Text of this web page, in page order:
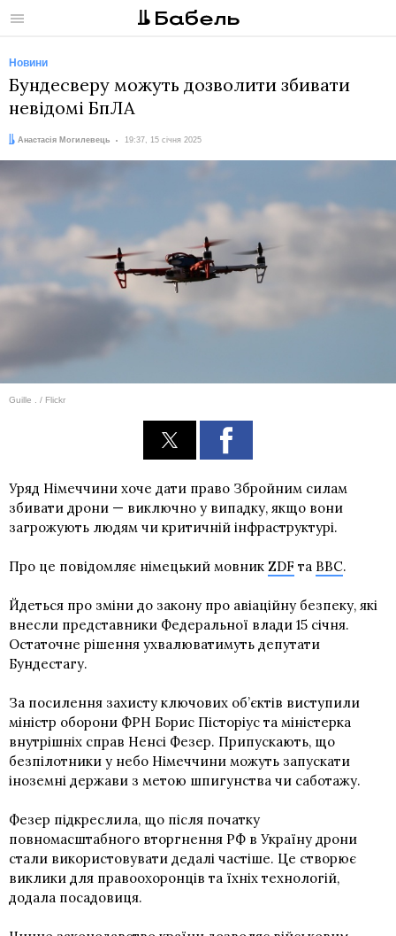
Меню
Новини
Бундесверу можуть дозволити збивати
невідомі БпЛА
Автор:
Анастасія Могилевець
Дата: 19:37, 15 січня 2025
Guille . / Flickr
Уряд Німеччини хоче дати право Збройним силам
збивати дрони — виключно у випадку, якщо вони
загрожують людям чи критичній інфраструктурі.
Про це повідомляє німецький мовник ZDF та BBC.
Йдеться про зміни до закону про авіаційну безпеку, які
внесли представники Федеральної влади 15 січня.
Остаточне рішення ухвалюватимуть депутати
Бундестагу.
За посилення захисту ключових об’єктів виступили
міністр оборони ФРН Борис Пісторіус та міністерка
внутрішніх справ Ненсі Фезер. Припускають, що
безпілотники у небо Німеччини можуть запускати
іноземні держави з метою шпигунства чи саботажу.
Фезер підкреслила, що після початку
повномасштабного вторгнення РФ в Україну дрони
стали використовувати дедалі частіше. Це створює
виклики для правоохоронців та їхніх технологій,
додала посадовиця.